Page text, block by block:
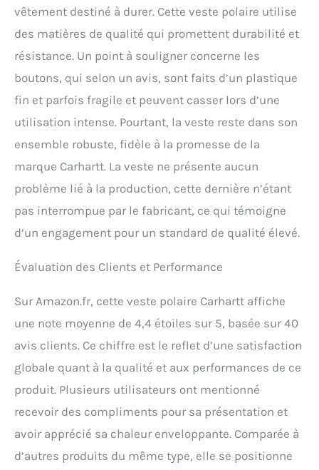
vêtement destiné à durer. Cette veste polaire utilise
des matières de qualité qui promettent durabilité et
résistance. Un point à souligner concerne les
boutons, qui selon un avis, sont faits d’un plastique
fin et parfois fragile et peuvent casser lors d’une
utilisation intense. Pourtant, la veste reste dans son
ensemble robuste, fidèle à la promesse de la
marque Carhartt. La veste ne présente aucun
problème lié à la production, cette dernière n’étant
pas interrompue par le fabricant, ce qui témoigne
d’un engagement pour un standard de qualité élevé.
Évaluation des Clients et Performance
Sur Amazon.fr, cette veste polaire Carhartt affiche
une note moyenne de 4,4 étoiles sur 5, basée sur 40
avis clients. Ce chiffre est le reflet d’une satisfaction
globale quant à la qualité et aux performances de ce
produit. Plusieurs utilisateurs ont mentionné
recevoir des compliments pour sa présentation et
avoir apprécié sa chaleur enveloppante. Comparée à
d’autres produits du même type, elle se positionne